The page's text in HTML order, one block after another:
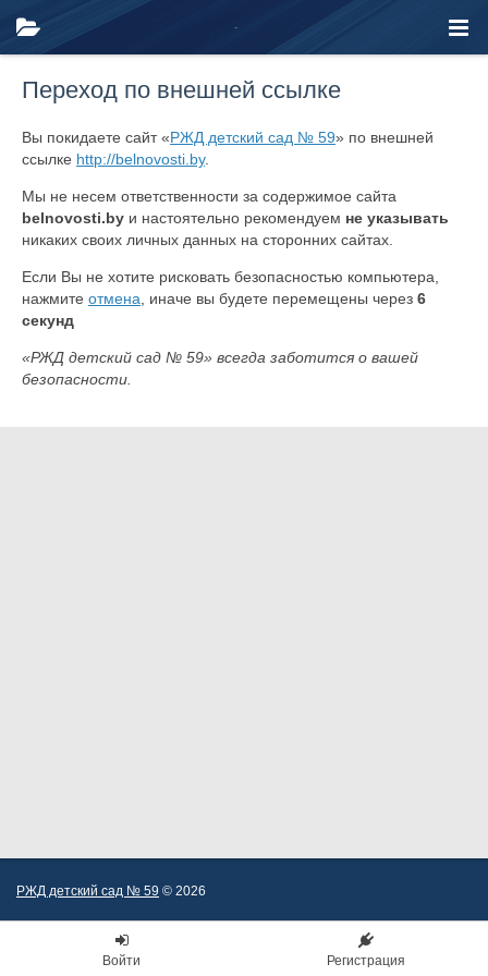
Переход по внешней ссылке
Вы покидаете сайт «РЖД детский сад № 59» по внешней
ссылке http://belnovosti.by.
Мы не несем ответственности за содержимое сайта
belnovosti.by и настоятельно рекомендуем не указывать
никаких своих личных данных на сторонних сайтах.
Если Вы не хотите рисковать безопасностью компьютера,
нажмите отмена , иначе вы будете перемещены через 6
секунд
«РЖД детский сад № 59» всегда заботится о вашей
безопасности.
РЖД детский сад № 59 © 2026
Войти Регистрация